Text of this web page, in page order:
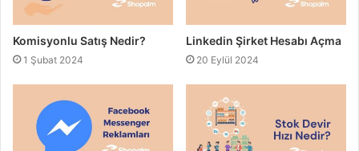
Komisyonlu Satış Nedir?
1 Şubat 2024
Linkedin Şirket Hesabı Açma
20 Eylül 2024